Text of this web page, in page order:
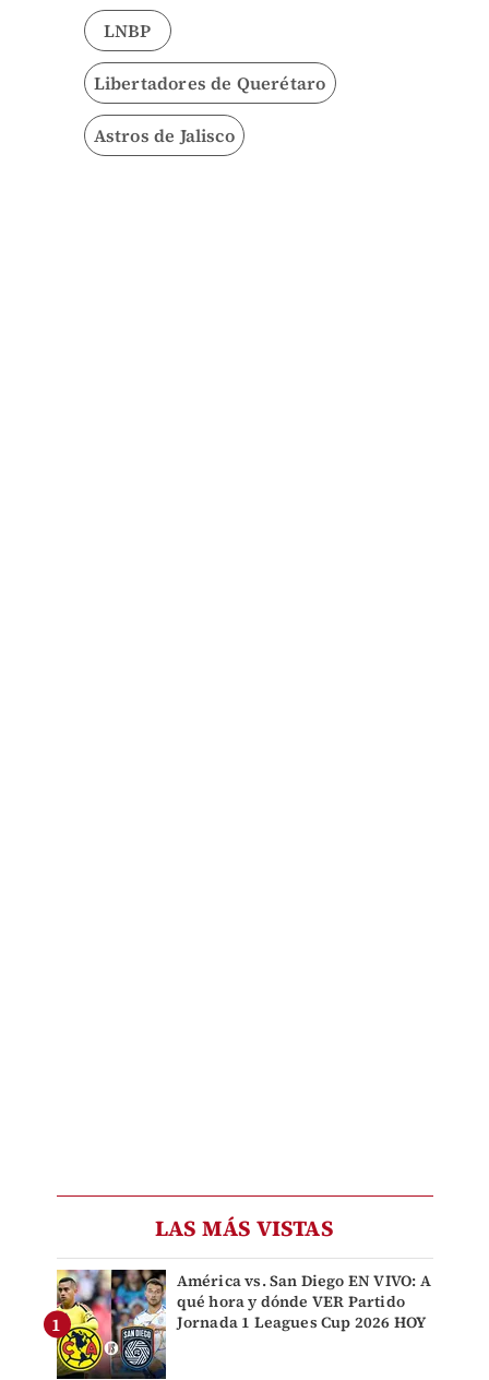
LNBP
Libertadores de Querétaro
Astros de Jalisco
LAS MÁS VISTAS
América vs. San Diego EN VIVO: A
qué hora y dónde VER Partido
Jornada 1 Leagues Cup 2026 HOY